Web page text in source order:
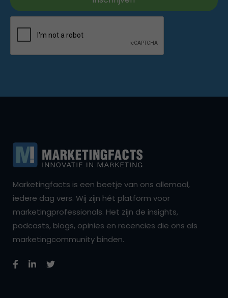
Marketingfacts is een beetje van ons allemaal,
iedere dag vers. Wij zijn hét platform voor
marketingprofessionals. Het zijn de insights,
podcasts, blogs, opinies en recencies die ons als
marketingcommunity binden.